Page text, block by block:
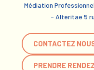
Médiation
- Alteritae 5
CONTACTEZ
PRENDRE